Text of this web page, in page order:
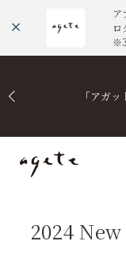
ア
ロ
「アガ
2024